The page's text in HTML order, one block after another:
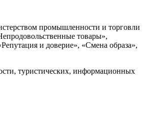
промышленности и торговли
товары»,
и доверие», «Смена образа»,
туристических, информационных